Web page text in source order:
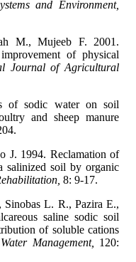
and Environment,
M., Mujeeb F. 2001.
of physical
Journal of Agricultural
of sodic water on soil
and sheep manure
J. 1994. Reclamation of
salinized soil by organic
8: 9-17.
Sinobas L. R., Pazira E.,
saline sodic soil
of soluble cations
Management,
120: